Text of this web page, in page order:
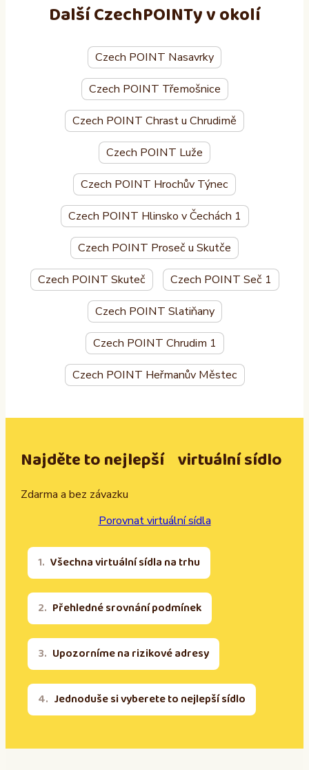
Další CzechPOINTy v okolí
Czech POINT Nasavrky
Czech POINT Třemošnice
Czech POINT Chrast u Chrudimě
Czech POINT Luže
Czech POINT Hrochův Týnec
Czech POINT Hlinsko v Čechách 1
Czech POINT Proseč u Skutče
Czech POINT Skuteč Czech POINT Seč 1
Czech POINT Slatiňany
Czech POINT Chrudim 1
Czech POINT Heřmanův Městec
Najděte to nejlepší virtuální sídlo
Zdarma a bez závazku
Porovnat virtuální sídla
Všechna virtuální sídla na trhu
Přehledné srovnání podmínek
Upozorníme na rizikové adresy
Jednoduše si vyberete to nejlepší sídlo